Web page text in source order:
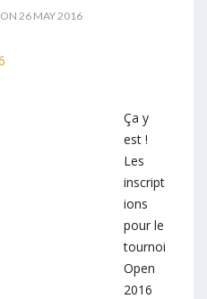
ON 26 MAY 2016
Ça y
est !
Les
inscript
ions
pour le
tournoi
Open
2016